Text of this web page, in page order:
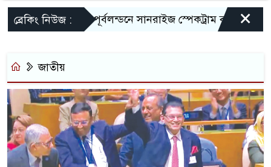
ব্রেকিং নিউজ : পূর্বলন্ডনে সানরাইজ স্পেকট্রাম বাংলা রেডিও
×
জাতীয়